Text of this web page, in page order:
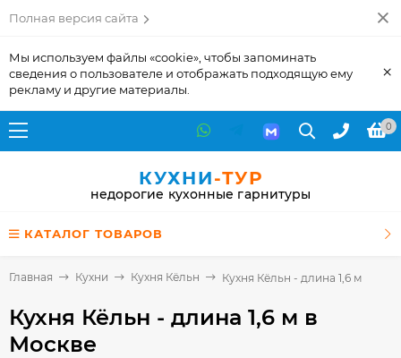
Полная версия сайта
Мы используем файлы «cookie», чтобы запоминать
сведения о пользователе и отображать подходящую ему
рекламу и другие материалы.
×
0
КУХНИ-ТУР
недорогие кухонные гарнитуры
КАТАЛОГ ТОВАРОВ
Главная Кухни Кухня Кёльн Кухня Кёльн - длина 1,6 м
Кухня Кёльн - длина 1,6 м в
Москве